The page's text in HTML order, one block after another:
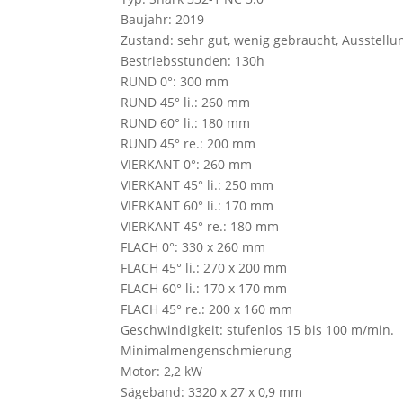
Baujahr: 2019
Zustand: sehr gut, wenig gebraucht,
Bestriebsstunden: 130h
RUND 0°: 300 mm
RUND 45° li.: 260 mm
RUND 60° li.: 180 mm
RUND 45° re.: 200 mm
VIERKANT 0°: 260 mm
VIERKANT 45° li.: 250 mm
VIERKANT 60° li.: 170 mm
VIERKANT 45° re.: 180 mm
FLACH 0°: 330 x 260 mm
FLACH 45° li.: 270 x 200 mm
FLACH 60° li.: 170 x 170 mm
FLACH 45° re.: 200 x 160 mm
Geschwindigkeit: stufenlos 15 bis 100 m/min.
Minimalmengenschmierung
Motor: 2,2 kW
Sägeband: 3320 x 27 x 0,9 mm